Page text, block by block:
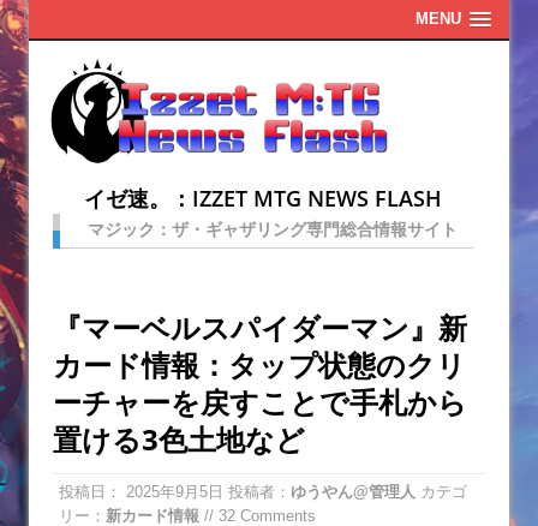
MENU
イゼ速。：IZZET MTG NEWS FLASH
マジック：ザ・ギャザリング専門総合情報サイト
『マーベルスパイダーマン』新
カード情報：タップ状態のクリ
ーチャーを戻すことで手札から
置ける3色土地など
投稿日： 2025年9月5日 投稿者： ゆうやん@管理人 カテゴ
リー： 新カード情報 // 32 Comments